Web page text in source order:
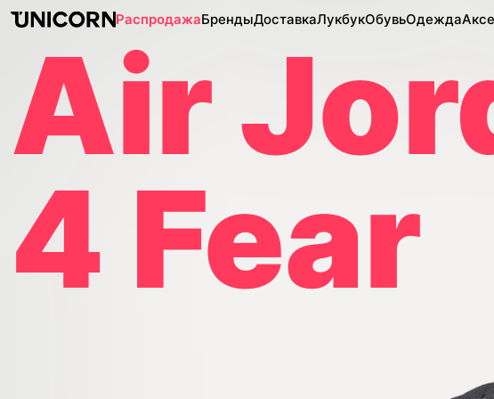
РаспродажаБрендыДоставкаЛукбукОбувьОдежда
Air
4 Fear